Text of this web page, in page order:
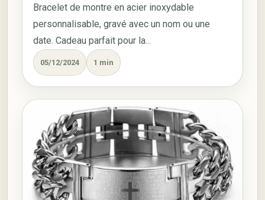
Bracelet de montre en acier inoxydable
personnalisable, gravé avec un nom ou une
date. Cadeau parfait pour la...
05/12/2024 1 min